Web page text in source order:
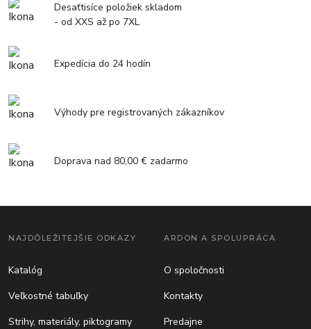
Desaťtisíce položiek skladom
- od XXS až po 7XL
Expedícia do 24 hodín
Výhody pre registrovaných zákazníkov
Doprava nad 80,00 € zadarmo
NAJDÔLEŽITEJŠIE ODKAZY
Katalóg
Veľkostné tabuľky
Strihy, materiály, piktogramy
ARDON A SPOLUPRÁCA
O spoločnosti
Kontakty
Predajne